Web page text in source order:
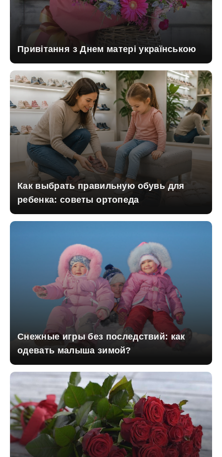
Привітання з Днем матері українською
Как выбрать правильную обувь для
ребенка: советы ортопеда
Снежные игры без последствий: как
одевать малыша зимой?